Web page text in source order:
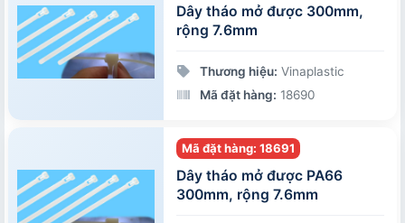
Dây tháo mở được 300mm,
rộng 7.6mm
Thương hiệu: Vinaplastic
Mã đặt hàng: 18690
Mã đặt hàng: 18691
Dây tháo mở được PA66
300mm, rộng 7.6mm